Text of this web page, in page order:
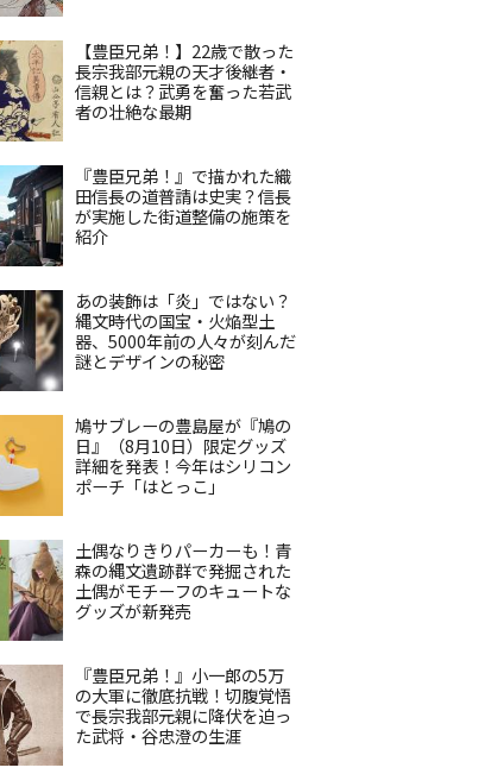
【豊臣兄弟！】22歳で散った
長宗我部元親の天才後継者・
信親とは？武勇を奮った若武
者の壮絶な最期
『豊臣兄弟！』で描かれた織
田信長の道普請は史実？信長
が実施した街道整備の施策を
紹介
あの装飾は「炎」ではない？
縄文時代の国宝・火焔型土
器、5000年前の人々が刻んだ
謎とデザインの秘密
鳩サブレーの豊島屋が『鳩の
日』（8月10日）限定グッズ
詳細を発表！今年はシリコン
ポーチ「はとっこ」
土偶なりきりパーカーも！青
森の縄文遺跡群で発掘された
土偶がモチーフのキュートな
グッズが新発売
『豊臣兄弟！』小一郎の5万
の大軍に徹底抗戦！切腹覚悟
で長宗我部元親に降伏を迫っ
た武将・谷忠澄の生涯